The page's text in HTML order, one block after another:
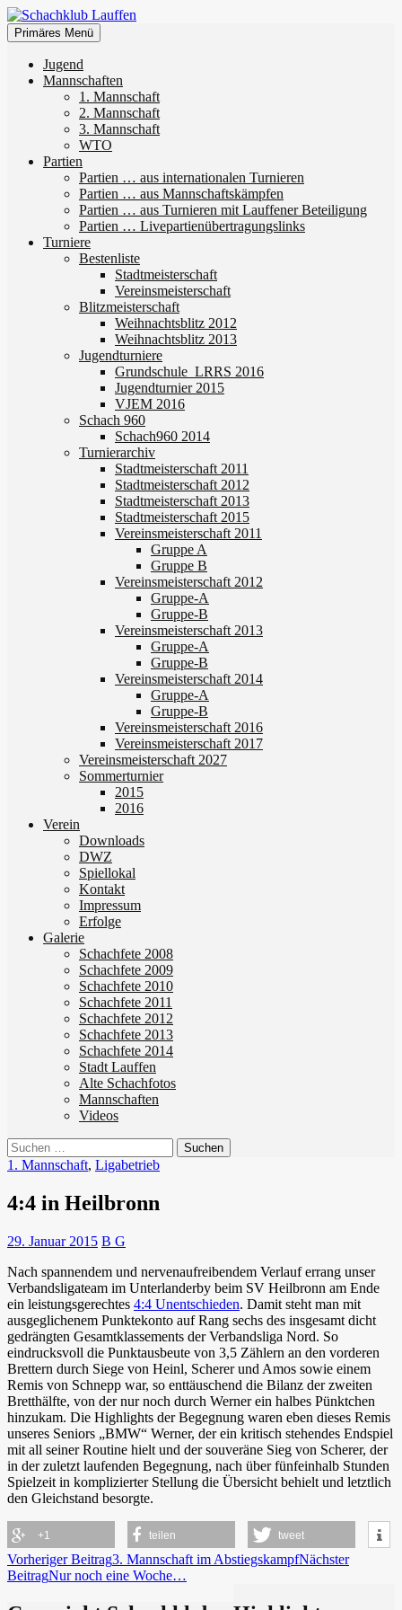
Zum
Inhalt
springen
Schachklub Lauffen
Suchen
Primäres Menü
Jugend
Mannschaften
1. Mannschaft
2. Mannschaft
3. Mannschaft
WTO
Partien
Partien … aus internationalen Turnieren
Partien … aus Mannschaftskämpfen
Partien … aus Turnieren mit Lauffener Beteiligung
Partien … Livepartienübertragungslinks
Turniere
Bestenliste
Stadtmeisterschaft
Vereinsmeisterschaft
Blitzmeisterschaft
Weihnachtsblitz 2012
Weihnachtsblitz 2013
Jugendturniere
Grundschule_LRRS 2016
Jugendturnier 2015
VJEM 2016
Schach 960
Schach960 2014
Turnierarchiv
Stadtmeisterschaft 2011
Stadtmeisterschaft 2012
Stadtmeisterschaft 2013
Stadtmeisterschaft 2015
Vereinsmeisterschaft 2011
Gruppe A
Gruppe B
Vereinsmeisterschaft 2012
Gruppe-A
Gruppe-B
Vereinsmeisterschaft 2013
Gruppe-A
Gruppe-B
Vereinsmeisterschaft 2014
Gruppe-A
Gruppe-B
Vereinsmeisterschaft 2016
Vereinsmeisterschaft 2017
Vereinsmeisterschaft 2027
Sommerturnier
2015
2016
Verein
Downloads
DWZ
Spiellokal
Kontakt
Impressum
Erfolge
Galerie
Schachfete 2008
Schachfete 2009
Schachfete 2010
Schachfete 2011
Schachfete 2012
Schachfete 2013
Schachfete 2014
Stadt Lauffen
Alte Schachfotos
Mannschaften
Videos
Suchen
nach:
1. Mannschaft, Ligabetrieb
4:4 in Heilbronn
29. Januar 2015 B G
Nach spannendem und nervenaufreibendem Verlauf errang unser
Verbandsligateam im Unterlanderby beim SV Heilbronn am Ende
ein leistungsgerechtes 4:4 Unentschieden. Damit steht man mit
ausgeglichenem Punktekonto auf Rang sechs des insgesamt dicht
gedrängten Gesamtklassements der Verbandsliga Nord. So
eindrucksvoll die Punktausbeute von 3,5 Zählern an den vorderen
Brettern durch Siege von Heinl, Scherer und Amos sowie einem
Remis von Schnepp war, so enttäuschend die Bilanz der zweiten
Bretthälfte, von der nur noch durch Werner ein halbes Pünktchen
hinzukam. Die Highlights der Begegnung waren eben dieses Remis
unseres Seniors „BMW“ Werner, der ein kritisch stehendes Endspiel
mit all seiner Routine hielt und der souveräne Sieg von Scherer, der
in der zuletzt laufenden Begegnung, nach über fünfeinhalb Stunden
Spielzeit in komplizierter Stellung die Übersicht behielt und letztlich
den Gleichstand besorgte.
+1 teilen tweet
Beitragsnavigation
Vorheriger Beitrag3. Mannschaft im AbstiegskampfNächster
BeitragNur noch eine Woche…